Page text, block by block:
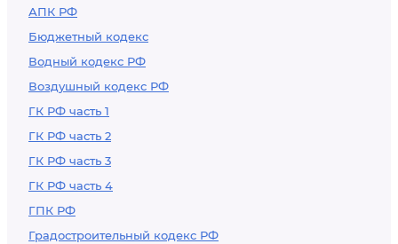
АПК РФ
Бюджетный кодекс
Водный кодекс РФ
Воздушный кодекс РФ
ГК РФ часть 1
ГК РФ часть 2
ГК РФ часть 3
ГК РФ часть 4
ГПК РФ
Градостроительный кодекс РФ